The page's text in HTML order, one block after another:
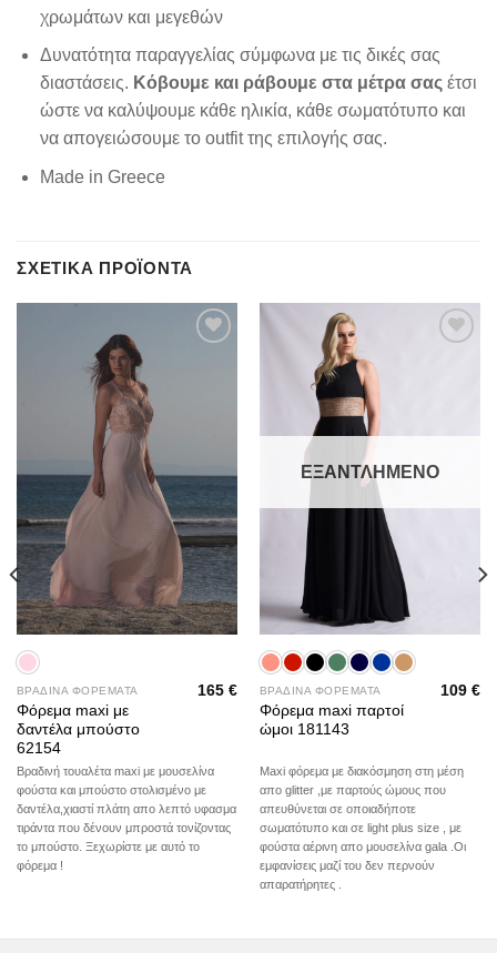
χρωμάτων και μεγεθών
Δυνατότητα παραγγελίας σύμφωνα με τις δικές σας
διαστάσεις. Κόβουμε και ράβουμε στα μέτρα σας έτσι
ώστε να καλύψουμε κάθε ηλικία, κάθε σωματότυπο και
να απογειώσουμε το outfit της επιλογής σας.
Made in Greece
ΣΧΕΤΙΚΆ ΠΡΟΪΌΝΤΑ
ΒΡΑΔΙΝΑ ΦΟΡΕΜΑΤΑ
Φόρεμα maxi με
δαντέλα μπούστο
62154
165€
Βραδινή τουαλέτα maxi με μουσελίνα
φούστα και μπούστο στολισμένο με
δαντέλα,χιαστί πλάτη απο λεπτό υφασμα
τιράντα που δένουν μπροστά τονίζοντας
το μπούστο. Ξεχωρίστε με αυτό το
φόρεμα !
ΕΞΑΝΤΛΗΜΈΝΟ
ΒΡΑΔΙΝΑ ΦΟΡΕΜΑΤΑ
Φόρεμα maxi παρτοί
ώμοι 181143
109€
Maxi φόρεμα με διακόσμηση στη μέση
απο glitter ,με παρτούς ώμους που
απευθύνεται σε οποιαδήποτε
σωματότυπο και σε light plus size , με
φούστα αέρινη απο μουσελίνα gala .Οι
εμφανίσεις μαζί του δεν περνούν
απαρατήρητες .